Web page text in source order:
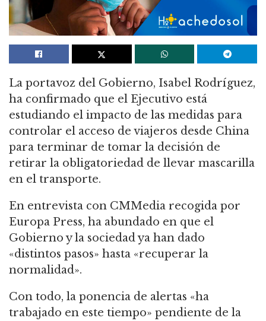
La portavoz del Gobierno, Isabel Rodríguez,
ha confirmado que el Ejecutivo está
estudiando el impacto de las medidas para
controlar el acceso de viajeros desde China
para terminar de tomar la decisión de
retirar la obligatoriedad de llevar mascarilla
en el transporte.
En entrevista con CMMedia recogida por
Europa Press, ha abundado en que el
Gobierno y la sociedad ya han dado
«distintos pasos» hasta «recuperar la
normalidad».
Con todo, la ponencia de alertas «ha
trabajado en este tiempo» pendiente de la